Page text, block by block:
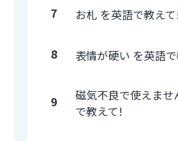
7 お札 を英語で教え
8 表情が硬い を英語
9
磁気不良で使えませ
で教えて!